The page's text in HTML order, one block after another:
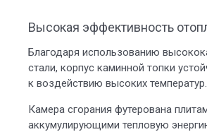
Высокая эффективность
Благодаря использованию
стали, корпус каминной топки
к воздействию высоких температур.
Камера сгорания футерована
аккумулирующими тепловую